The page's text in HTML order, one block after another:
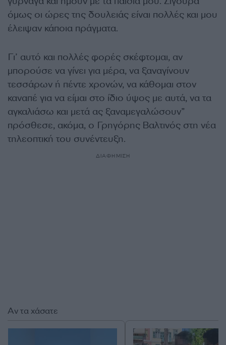
όμως οι ώρες της δουλειάς είναι πολλές και μου
έλειψαν κάποια πράγματα.
Γι’ αυτό και πολλές φορές σκέφτομαι, αν
μπορούσε να γίνει για μέρα, να ξαναγίνουν
τεσσάρων ή πέντε χρονών, να κάθομαι στον
καναπέ για να είμαι στο ίδιο ύψος με αυτά, να τα
αγκαλιάσω και μετά ας ξαναμεγαλώσουν”
πρόσθεσε, ακόμα, ο Γρηγόρης Βαλτινός στη νέα
τηλεοπτική του συνέντευξη.
ΔΙΑΦΗΜΙΣΗ
Αν τα χάσατε